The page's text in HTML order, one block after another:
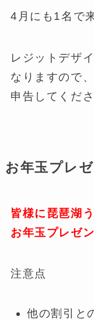
4月にも1名で
レジットデザ
なりますので
申告してくださ
お年玉プレ
皆様に琵琶湖
お年玉プレゼ
注意点
他の割引と